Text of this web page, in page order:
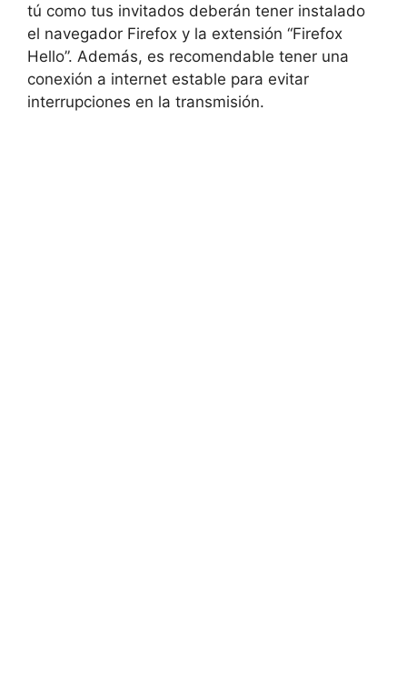
tú como tus invitados deberán tener instalado
el navegador Firefox y la extensión “Firefox
Hello”. Además, es recomendable tener una
conexión a internet estable para evitar
interrupciones en la transmisión.